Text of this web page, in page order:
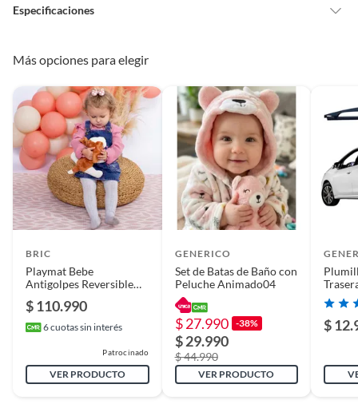
un precio reducido.
Pinturas de un color a solicitud.
Plantas.
De uso personal.
Especificaciones
Condicion del
Alimentación Gas natural
Más opciones para elegir
BRIC
Playmat Bebe
Antigolpes Reversible
$ 110.990
6cuotas sin interés
Patrocinado
VER PRODUCTO
GENERICO
Set de Batas de Baño con
Peluche Animado04
$ 27.990 -38%
$ 29.990
$ 44.990
VER PRODUCTO
$